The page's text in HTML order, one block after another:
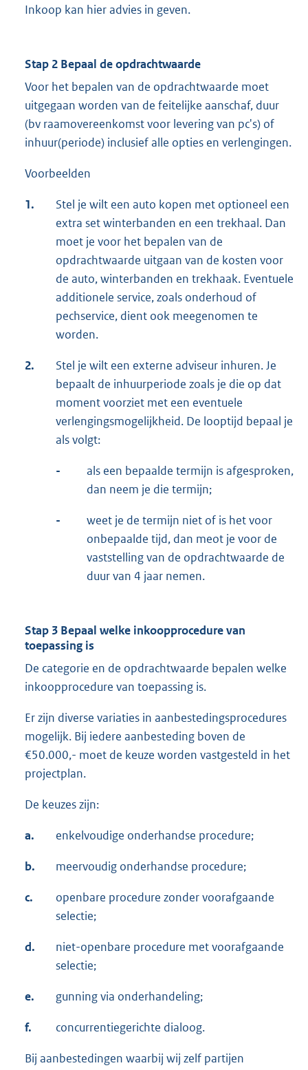
Inkoop kan hier advies in geven.
Stap 2 Bepaal de opdrachtwaarde
Voor het bepalen van de opdrachtwaarde moet
uitgegaan worden van de feitelijke aanschaf, duur
(bv raamovereenkomst voor levering van pc's) of
inhuur(periode) inclusief alle opties en verlengingen.
Voorbeelden
1.
Stel je wilt een auto kopen met optioneel een
extra set winterbanden en een trekhaal. Dan
moet je voor het bepalen van de
opdrachtwaarde uitgaan van de kosten voor
de auto, winterbanden en trekhaak. Eventuele
additionele service, zoals onderhoud of
pechservice, dient ook meegenomen te
worden.
2.
Stel je wilt een externe adviseur inhuren. Je
bepaalt de inhuurperiode zoals je die op dat
moment voorziet met een eventuele
verlengingsmogelijkheid. De looptijd bepaal je
als volgt:
-
als een bepaalde termijn is afgesproken,
dan neem je die termijn;
-
weet je de termijn niet of is het voor
onbepaalde tijd, dan meot je voor de
vaststelling van de opdrachtwaarde de
duur van 4 jaar nemen.
Stap 3 Bepaal welke inkoopprocedure van
toepassing is
De categorie en de opdrachtwaarde bepalen welke
inkoopprocedure van toepassing is.
Er zijn diverse variaties in aanbestedingsprocedures
mogelijk. Bij iedere aanbesteding boven de
€50.000,- moet de keuze worden vastgesteld in het
projectplan.
De keuzes zijn:
a. enkelvoudige onderhandse procedure;
b. meervoudig onderhandse procedure;
c.
openbare procedure zonder voorafgaande
selectie;
d.
niet-openbare procedure met voorafgaande
selectie;
e. gunning via onderhandeling;
f. concurrentiegerichte dialoog.
Bij aanbestedingen waarbij wij zelf partijen